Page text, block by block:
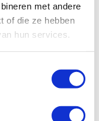
met andere
of die ze hebben
hun services.